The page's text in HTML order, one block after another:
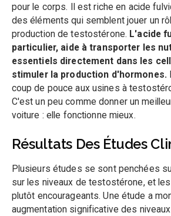
pour le corps. Il est riche en acide
des éléments qui semblent jouer un
production de testostérone. L'acide
particulier, aide à transporter les
essentiels directement dans les
stimuler la production d'hormones.
coup de pouce aux usines à
C'est un peu comme donner un
voiture : elle fonctionne mieux.
Résultats Des Études
Plusieurs études se sont penchées
sur les niveaux de testostérone, et
plutôt encourageants. Une étude a
augmentation significative des